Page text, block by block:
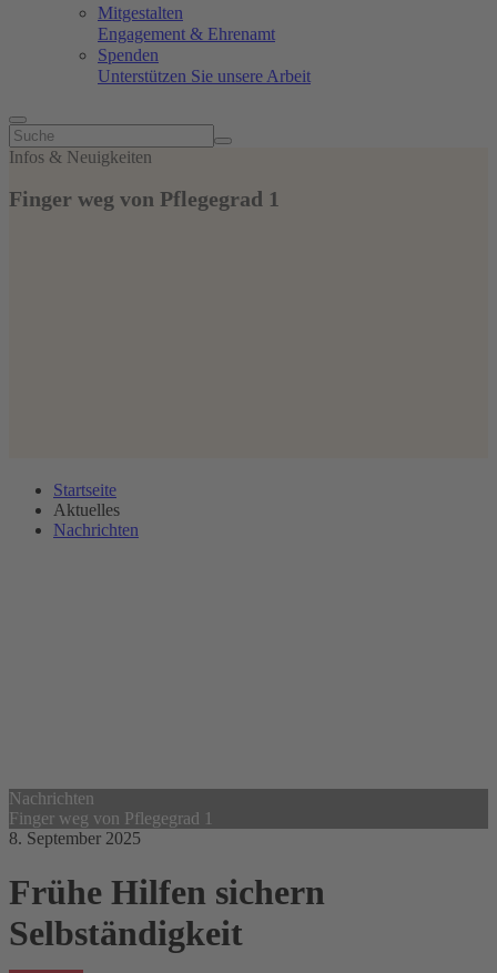
Mitgestalten
Engagement & Ehrenamt
Spenden
Unterstützen Sie unsere Arbeit
Infos & Neuigkeiten
Finger weg von Pflegegrad 1
Startseite
Aktuelles
Nachrichten
Nachrichten
Finger weg von Pflegegrad 1
8. September 2025
Frühe Hilfen sichern
Selbständigkeit